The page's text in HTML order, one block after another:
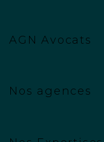
AGN Avocats
Nos agences